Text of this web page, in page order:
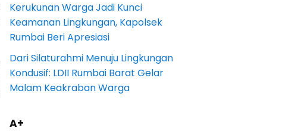
Kerukunan Warga Jadi Kunci
Keamanan Lingkungan, Kapolsek
Rumbai Beri Apresiasi
Dari Silaturahmi Menuju Lingkungan
Kondusif: LDII Rumbai Barat Gelar
Malam Keakraban Warga
A+